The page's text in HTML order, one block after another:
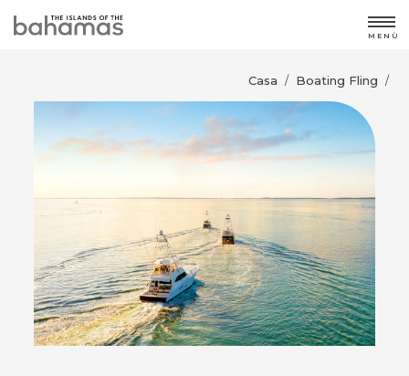
MENÙ
Casa / Boating Fling /